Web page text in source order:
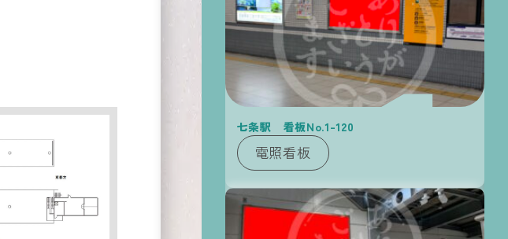
看板の新着情報
NEW arrival
七条駅 看板No.1-120
電照看板